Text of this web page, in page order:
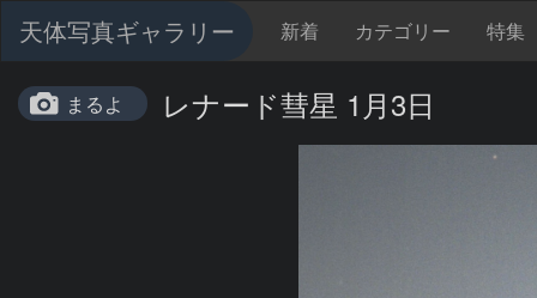
天体写真ギャラリー 新着 カテゴリー 特集
まるよ レナード彗星 1月3日